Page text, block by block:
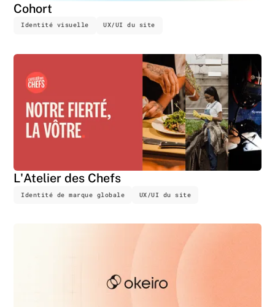
Cohort
Identité visuelle UX/UI du site
L'Atelier des Chefs
Identité de marque globale UX/UI du site